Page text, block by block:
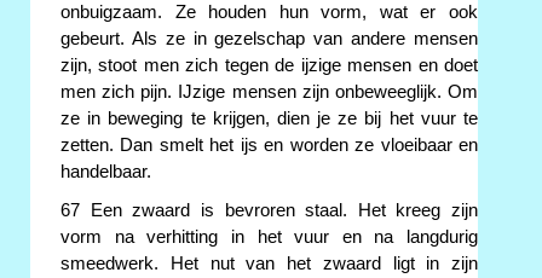
onbuigzaam. Ze houden hun vorm, wat er ook
gebeurt. Als ze in gezelschap van andere mensen
zijn, stoot men zich tegen de ijzige mensen en doet
men zich pijn. IJzige mensen zijn onbeweeglijk. Om
ze in beweging te krijgen, dien je ze bij het vuur te
zetten. Dan smelt het ijs en worden ze vloeibaar en
handelbaar.
67 Een zwaard is bevroren staal. Het kreeg zijn
vorm na verhitting in het vuur en na langdurig
smeedwerk. Het nut van het zwaard ligt in zijn